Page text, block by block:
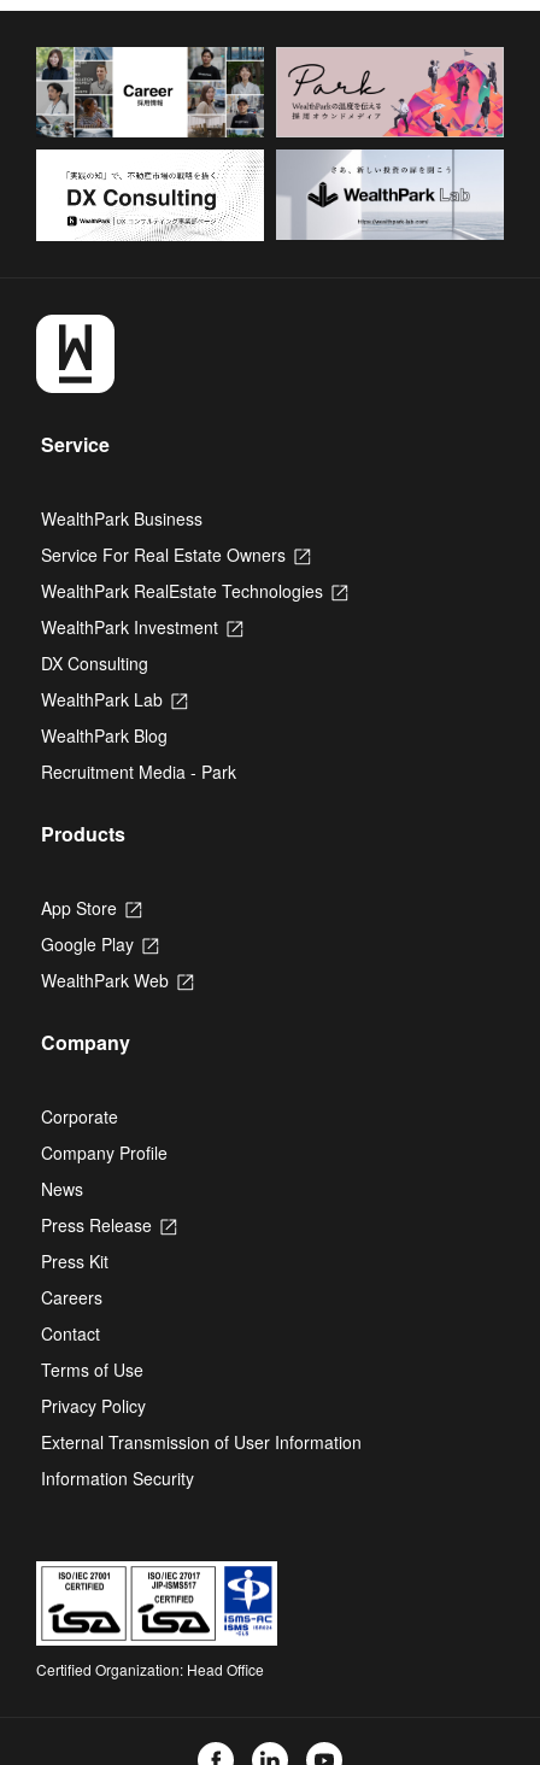
Service
WealthPark Business
Service For Real Estate Owners
Opens
a
WealthPark RealEstate Technologies
Opens
WealthPark Investment
Opens
DX Consulting
WealthPark Lab
Opens
new
tab
WealthPark Blog
Recruitment Media - Park
Products
App Store
Opens
a
new
tab
Google Play
Opens
a
WealthPark Web
Opens
Company
Corporate
Company Profile
News
Press Release
Opens
Press Kit
Careers
Contact
Terms of Use
Privacy Policy
External Transmission of User Information
Information Security
Certified Organization: Head Office